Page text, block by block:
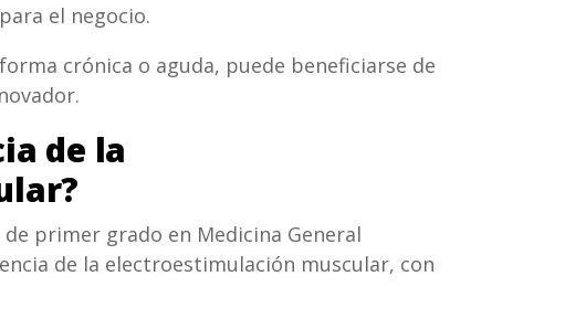
el negocio.
crónica o aguda, puede beneficiarse de
de la
primer grado en Medicina General
de la electroestimulación muscular, con